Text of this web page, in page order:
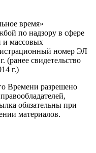
время»
по надзору в сфере
и массовых
номер ЭЛ
свидетельство
г.)
Времени разрешено
обязательны при
материалов.